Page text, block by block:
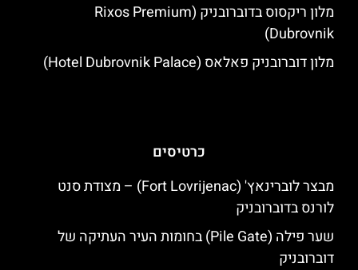
מלון ריקסוס בדוברובניק (Rixos Premium
Dubrovnik)
מלון דוברובניק פאלאס (Hotel Dubrovnik Palace)
כרטיסים
מבצר לוברינאץ' (Fort Lovrijenac) – מצודת סנט
לורנס בדוברובניק
שער פילה (Pile Gate) בחומות העיר העתיקה של
דוברובניק